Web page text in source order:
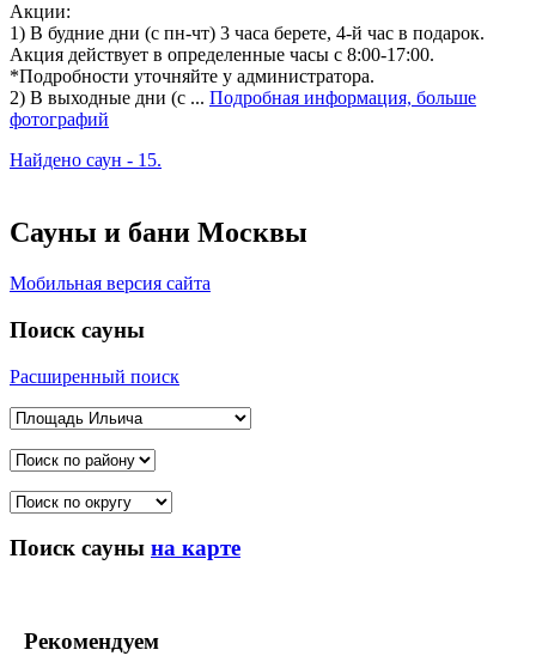
Акции:
1) В будние дни (с пн-чт) 3 часа берете, 4-й час в подарок.
Акция действует в определенные часы с 8:00-17:00.
*Подробности уточняйте у администратора.
2) В выходные дни (с ... Подробная информация, больше
фотографий
Найдено саун - 15.
Сауны и бани Москвы
Мобильная версия сайта
Поиск сауны
Расширенный поиск
Поиск сауны на карте
Рекомендуем